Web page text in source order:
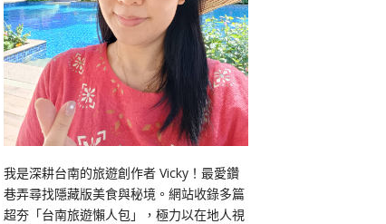
我是深耕台南的旅遊創作者 Vicky！最愛鑽
巷弄尋找隱藏版美食與秘境。網站收錄多篇
超夯「台南旅遊懶人包」，極力以在地人視